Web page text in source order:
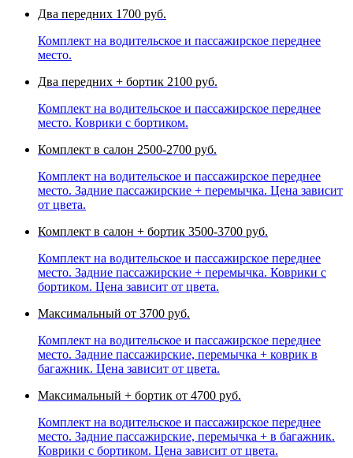
Два передних 1700 руб.
Комплект на водительское и пассажирское переднее
место.
Два передних + бортик 2100 руб.
Комплект на водительское и пассажирское переднее
место. Коврики с бортиком.
Комплект в салон 2500-2700 руб.
Комплект на водительское и пассажирское переднее
место. Задние пассажирские + перемычка. Цена зависит
от цвета.
Комплект в салон + бортик 3500-3700 руб.
Комплект на водительское и пассажирское переднее
место. Задние пассажирские + перемычка. Коврики с
бортиком. Цена зависит от цвета.
Максимальный от 3700 руб.
Комплект на водительское и пассажирское переднее
место. Задние пассажирские, перемычка + коврик в
багажник. Цена зависит от цвета.
Максимальный + бортик от 4700 руб.
Комплект на водительское и пассажирское переднее
место. Задние пассажирские, перемычка + в багажник.
Коврики с бортиком. Цена зависит от цвета.